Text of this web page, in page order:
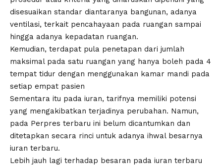
disesuaikan standar diantaranya bangunan, adanya
ventilasi, terkait pencahayaan pada ruangan sampai
hingga adanya kepadatan ruangan.
Kemudian, terdapat pula penetapan dari jumlah
maksimal pada satu ruangan yang hanya boleh pada 4
tempat tidur dengan menggunakan kamar mandi pada
setiap empat pasien
Sementara itu pada iuran, tarifnya memiliki potensi
yang mengakibatkan terjadinya perubahan. Namun,
pada Perpres terbaru ini belum dicantumkan dan
ditetapkan secara rinci untuk adanya ihwal besarnya
iuran terbaru.
Lebih jauh lagi terhadap besaran pada iuran terbaru